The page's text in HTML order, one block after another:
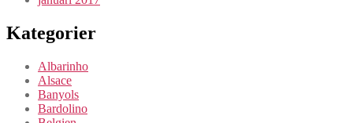
Kategorier
Albarinho
Alsace
Banyols
Bardolino